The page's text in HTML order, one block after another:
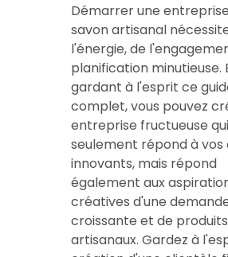
Démarrer une
savon artisanal
l'énergie, de
planification minutieuse.
gardant à l'esprit ce
complet, vous pouvez
entreprise fructueuse
seulement répond à vos
innovants, mais répond
également aux
créatives d'une
croissante et de produits
artisanaux. Gardez à